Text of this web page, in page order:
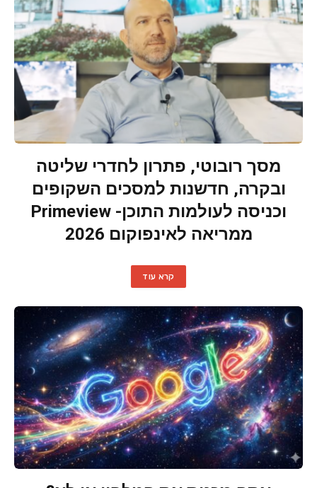
מסך רובוטי, פתרון לחדרי שליטה
ובקרה, חדשנות למסכים השקופים
וכניסה לעולמות התוכן- Primeview
ממריאה לאינפוקום 2026
קרא עוד